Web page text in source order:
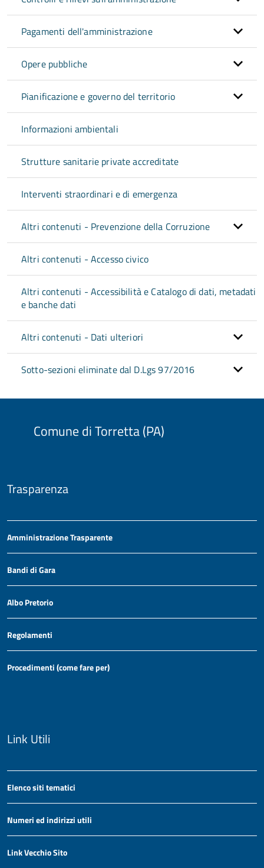
Pagamenti dell'amministrazione
Opere pubbliche
Pianificazione e governo del territorio
Informazioni ambientali
Strutture sanitarie private accreditate
Interventi straordinari e di emergenza
Altri contenuti - Prevenzione della Corruzione
Altri contenuti - Accesso civico
Altri contenuti - Accessibilità e Catalogo di dati, metadati
e banche dati
Altri contenuti - Dati ulteriori
Sotto-sezioni eliminate dal D.Lgs 97/2016
Comune di Torretta (PA)
Trasparenza
Amministrazione Trasparente
Bandi di Gara
Albo Pretorio
Regolamenti
Procedimenti (come fare per)
Link Utili
Elenco siti tematici
Numeri ed indirizzi utili
Link Vecchio Sito